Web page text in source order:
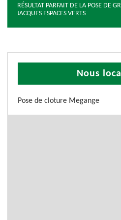
RÉSULTAT PARFAIT DE LA POSE DE
JACQUES ESPACES VERTS
Nous
Pose de cloture Megange